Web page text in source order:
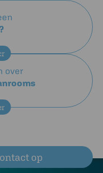
over
op